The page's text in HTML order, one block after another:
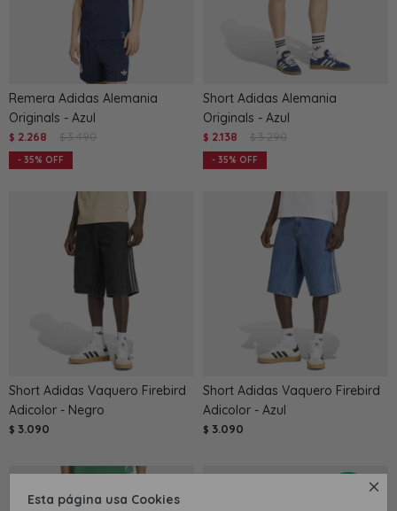

Esta página usa Cookies
Remera Adidas Alemania
Originals - Azul
$ 2.268 $ 3.490
35
Short Adidas Alemania
Originals - Azul
$ 2.138 $ 3.290
35
Short Adidas Vaquero Firebird
Adicolor - Negro
$ 3.090
Short Adidas Vaquero Firebird
Adicolor - Azul
$ 3.090